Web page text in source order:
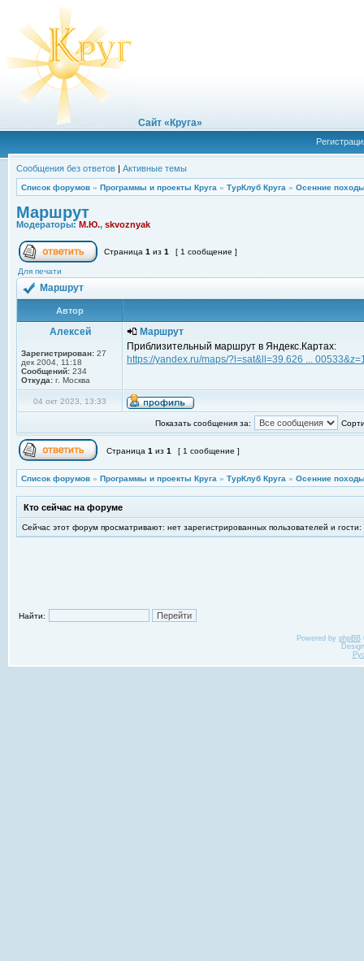
Сайт «Круга»
Сообщения без ответов | Активные темы
Список форумов » Программы и проекты Круга » ТурКлуб Круга » Осенние
Маршрут
Модераторы: М.Ю., skvoznyak
Страница 1 из 1 [ 1 сообщение ]
Для печати
Маршрут
Автор
Алексей
Зарегистрирован: 27
дек 2004, 11:18
Сообщений: 234
Откуда: г. Москва
Маршрут
Приблизительный маршрут в Яндекс.Картах:
https://yandex.ru/maps/?l=sat&ll=39.626 ...
04 окт 2023, 13:33
Показать сообщения за:
Страница 1 из 1 [ 1 сообщение ]
Список форумов » Программы и проекты Круга » ТурКлуб Круга » Осенние
Кто сейчас на форуме
Сейчас этот форум просматривают: нет зарегистрированных пользователей и гости:
Найти:
Powered by phpBB